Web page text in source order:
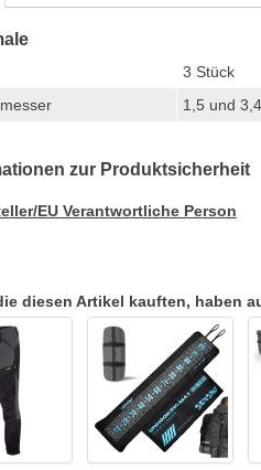
3 Stück
1,5 und
zur Produktsicherheit
EU Verantwortliche Person
diesen Artikel kauften, haben